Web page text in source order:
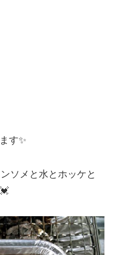
す✨
ソメと水とホッケと